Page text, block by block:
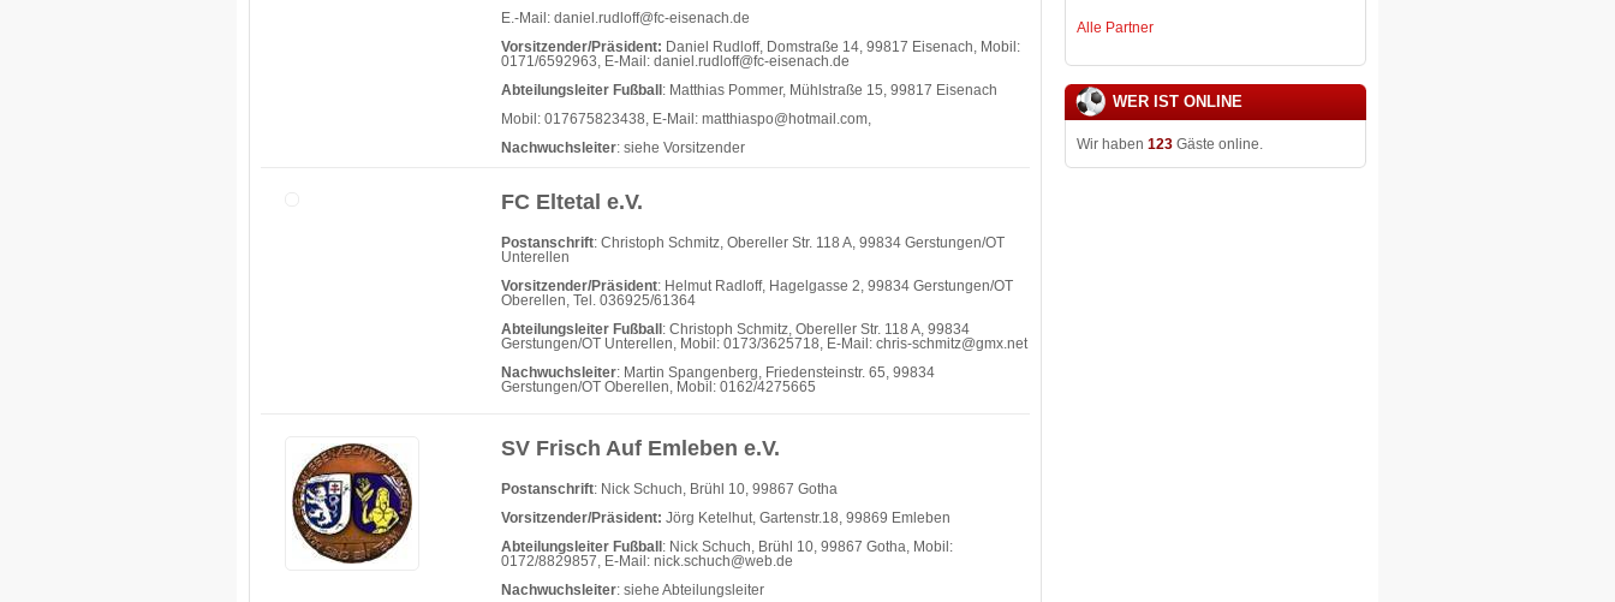
E.-Mail: daniel.rudloff@fc-eisenach.de
Vorsitzender/Präsident: Daniel Rudloff, Domstraße 14, 99817 Eisenach, Mobil:
0171/6592963, E-Mail: daniel.rudloff@fc-eisenach.de
Abteilungsleiter Fußball : Matthias Pommer, Mühlstraße 15, 99817 Eisenach
Mobil: 017675823438, E-Mail: matthiaspo@hotmail.com,
Nachwuchsleiter: siehe Vorsitzender
FC Eltetal e.V.
Postanschrift: Christoph Schmitz, Obereller Str. 118 A, 99834 Gerstungen/OT
Unterellen
Vorsitzender/Präsident: Helmut Radloff, Hagelgasse 2, 99834 Gerstungen/OT
Oberellen, Tel. 036925/61364
Abteilungsleiter Fußball : Christoph Schmitz, Obereller Str. 118 A, 99834
Gerstungen/OT Unterellen, Mobil: 0173/3625718, E-Mail: chris-schmitz@gmx.net
Nachwuchsleiter: Martin Spangenberg, Friedensteinstr. 65, 99834
Gerstungen/OT Oberellen, Mobil: 0162/4275665
SV Frisch Auf Emleben e.V.
Postanschrift: Nick Schuch, Brühl 10, 99867 Gotha
Vorsitzender/Präsident: Jörg Ketelhut, Gartenstr.18, 99869 Emleben
Abteilungsleiter Fußball : Nick Schuch, Brühl 10, 99867 Gotha, Mobil:
0172/8829857, E-Mail: nick.schuch@web.de
Nachwuchsleiter: siehe Abteilungsleiter
Alle Partner
WER IST ONLINE
Wir haben 123Gäste online.